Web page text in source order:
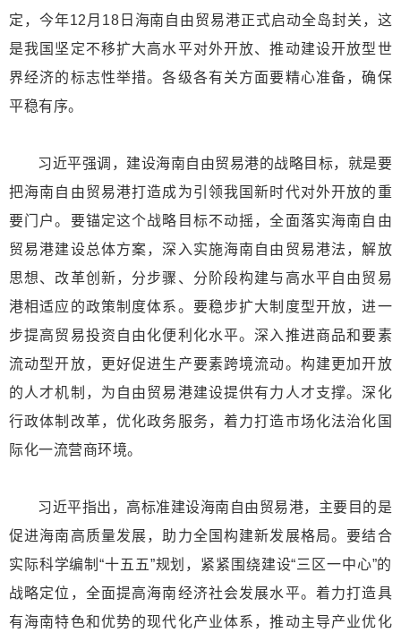
定，今年12月18日海南自由贸易港正式启动全岛封关，这
是我国坚定不移扩大高水平对外开放、推动建设开放型世
界经济的标志性举措。各级各有关方面要精心准备，确保
平稳有序。
习近平强调，建设海南自由贸易港的战略目标，就是要
把海南自由贸易港打造成为引领我国新时代对外开放的重
要门户。要锚定这个战略目标不动摇，全面落实海南自由
贸易港建设总体方案，深入实施海南自由贸易港法，解放
思想、改革创新，分步骤、分阶段构建与高水平自由贸易
港相适应的政策制度体系。要稳步扩大制度型开放，进一
步提高贸易投资自由化便利化水平。深入推进商品和要素
流动型开放，更好促进生产要素跨境流动。构建更加开放
的人才机制，为自由贸易港建设提供有力人才支撑。深化
行政体制改革，优化政务服务，着力打造市场化法治化国
际化一流营商环境。
习近平指出，高标准建设海南自由贸易港，主要目的是
促进海南高质量发展，助力全国构建新发展格局。要结合
实际科学编制“十五五”规划，紧紧围绕建设“三区一中心”的
战略定位，全面提高海南经济社会发展水平。着力打造具
有海南特色和优势的现代化产业体系，推动主导产业优化